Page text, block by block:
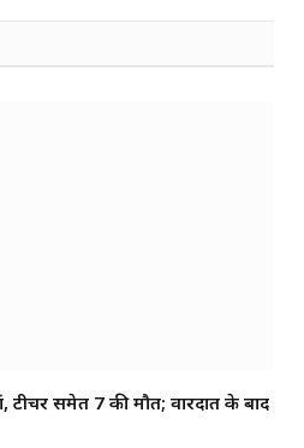
टीचर समेत 7 की मौत; वारदात के बाद